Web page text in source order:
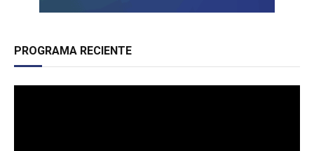
PROGRAMA RECIENTE